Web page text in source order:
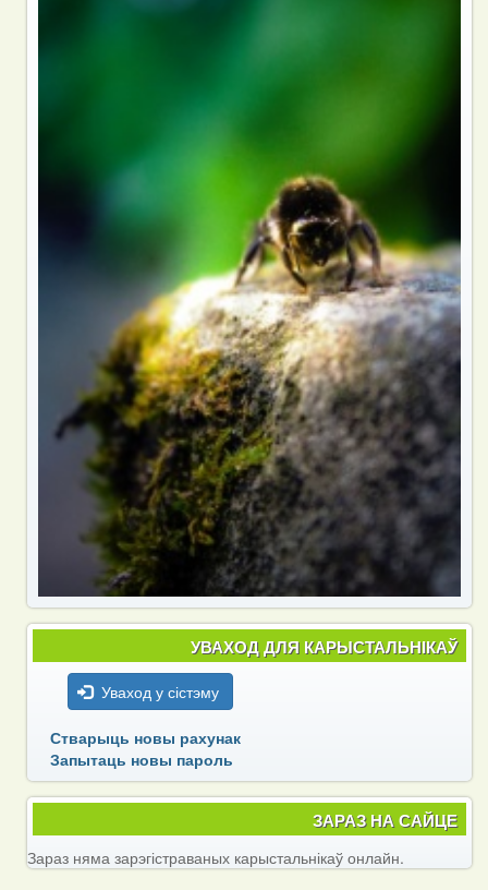
УВАХОД ДЛЯ КАРЫСТАЛЬНІКАЎ
Уваход у сістэму
Стварыць новы рахунак
Запытаць новы пароль
ЗАРАЗ НА САЙЦЕ
Зараз няма зарэгістраваных карыстальнікаў онлайн.